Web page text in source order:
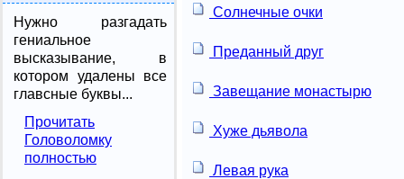
Нужно разгадать
гениальное
высказывание, в
котором удалены все
главсные буквы...
Прочитать
Головоломку
полностью
Солнечные очки
Преданный друг
Завещание монастырю
Хуже дьявола
Левая рука